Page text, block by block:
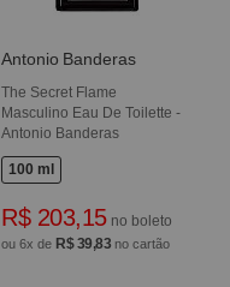
Antonio Banderas
The Secret Flame
Masculino Eau De Toilette -
Antonio Banderas
100 ml
R$ 203,15no boleto
ou 6x de R$ 39,83 no cartão